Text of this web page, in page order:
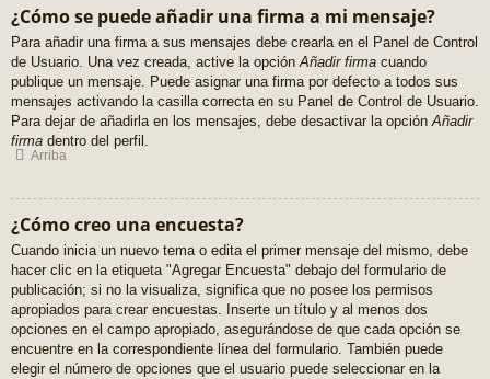
¿Cómo se puede añadir una firma a mi mensaje?
Para añadir una firma a sus mensajes debe crearla en el Panel de Control
de Usuario. Una vez creada, active la opción Añadir firma cuando
publique un mensaje. Puede asignar una firma por defecto a todos sus
mensajes activando la casilla correcta en su Panel de Control de Usuario.
Para dejar de añadirla en los mensajes, debe desactivar la opción Añadir
firma dentro del perfil.
Arriba
¿Cómo creo una encuesta?
Cuando inicia un nuevo tema o edita el primer mensaje del mismo, debe
hacer clic en la etiqueta "Agregar Encuesta" debajo del formulario de
publicación; si no la visualiza, significa que no posee los permisos
apropiados para crear encuestas. Inserte un título y al menos dos
opciones en el campo apropiado, asegurándose de que cada opción se
encuentre en la correspondiente línea del formulario. También puede
elegir el número de opciones que el usuario puede seleccionar en la